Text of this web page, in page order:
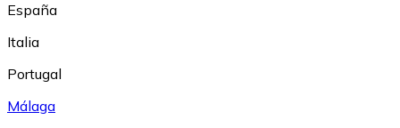
España
Italia
Portugal
Málaga